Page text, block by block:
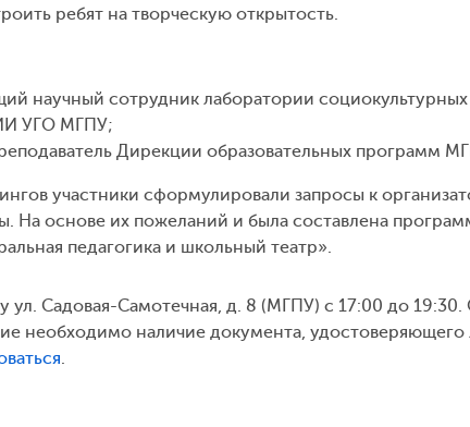
ребят на творческую открытость.
научный сотрудник лаборатории социокультурных
УГО МГПУ;
Дирекции образовательных программ
участники сформулировали запросы к
На основе их пожеланий и была составлена
педагогика и школьный театр».
ул. Садовая-Самотечная, д. 8 (МГПУ) с 17:00 до 19:30.
необходимо наличие документа, удостоверяющего